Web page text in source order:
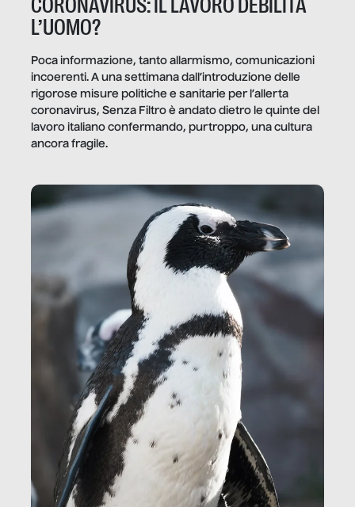
CORONAVIRUS: IL LAVORO DEBILITA
L’UOMO?
Poca informazione, tanto allarmismo, comunicazioni
incoerenti. A una settimana dall’introduzione delle
rigorose misure politiche e sanitarie per l’allerta
coronavirus, Senza Filtro è andato dietro le quinte del
lavoro italiano confermando, purtroppo, una cultura
ancora fragile.